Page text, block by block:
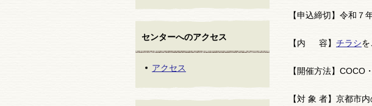
【申込締切】令和７
【内 容】 チラシ
【開催方法】
【対 象 者】京都市
センターへのアクセス
アクセス